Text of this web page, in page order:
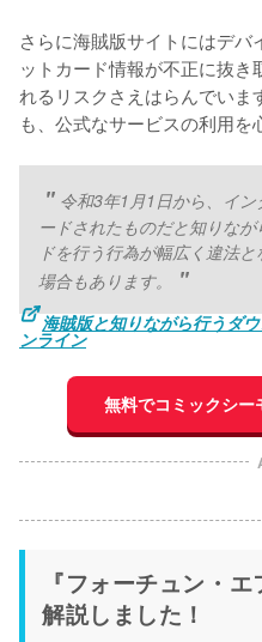
さらに海賊版サイトにはデ
ットカード情報が不正に抜き
れるリスクさえはらんでいま
も、公式なサービスの利用を
令和3年1月1日から、イ
ードされたものだと知りな
ドを行う行為が幅広く違法
場合もあります。
海賊版と知りながら行うダ
ンライン
無料でコミックシー
『フォーチュン・
解説しました！